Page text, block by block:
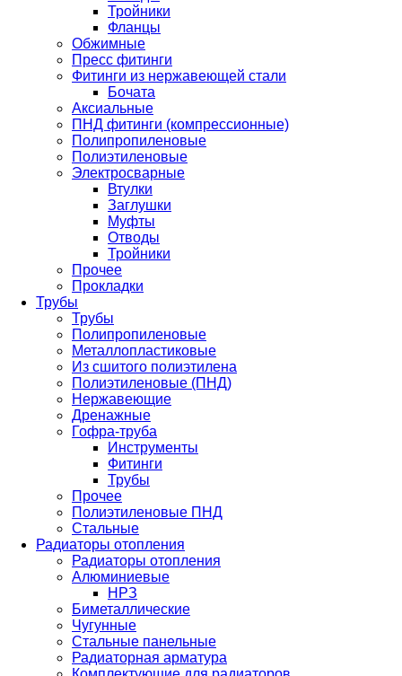
Тройники
Фланцы
Обжимные
Пресс фитинги
Фитинги из нержавеющей стали
Бочата
Аксиальные
ПНД фитинги (компрессионные)
Полипропиленовые
Полиэтиленовые
Электросварные
Втулки
Заглушки
Муфты
Отводы
Тройники
Прочее
Прокладки
Трубы
Трубы
Полипропиленовые
Металлопластиковые
Из сшитого полиэтилена
Полиэтиленовые (ПНД)
Нержавеющие
Дренажные
Гофра-труба
Инструменты
Фитинги
Трубы
Прочее
Полиэтиленовые ПНД
Стальные
Радиаторы отопления
Радиаторы отопления
Алюминиевые
НРЗ
Биметаллические
Чугунные
Стальные панельные
Радиаторная арматура